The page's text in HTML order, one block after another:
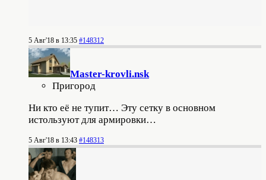
5 Авг'18 в 13:35 #148312
Master-krovli.nsk
Пригород
Ни кто её не тупит… Эту сетку в основном
истользуют для армировки…
5 Авг'18 в 13:43 #148313